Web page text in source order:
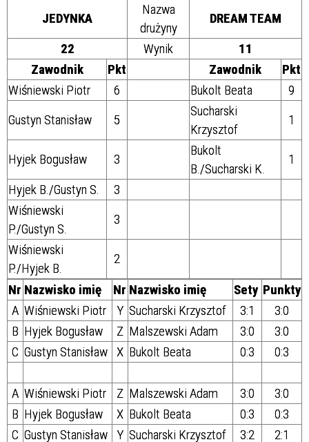
JEDYNKA
Nazwa
drużyny
DREAM TEAM
22
Wynik
11
Zawodnik
Pkt Zawodnik
Pkt
Wiśniewski Piotr
6 Bukolt Beata
9
Gustyn Stanisław
5
Sucharski
Krzysztof
1
Hyjek Bogusław 3
Bukolt
B./Sucharski K.
1
Hyjek B./Gustyn S.
3
Wiśniewski
P./Gustyn S.
3
Wiśniewski
P./Hyjek B.
2
Nr Nazwisko imię Nr Nazwisko imię Sety Punkty
A Wiśniewski Piotr Y Sucharski Krzysztof 3:1
3:0
B Hyjek Bogusław Z Malszewski Adam 3:0
3:0
C Gustyn Stanisław X Bukolt Beata 0:3 0:3
A Wiśniewski Piotr Z Malszewski Adam 3:0
3:0
B Hyjek Bogusław X Bukolt Beata 0:3
0:3
C Gustyn Stanisław Y Sucharski Krzysztof 3:2 2:1